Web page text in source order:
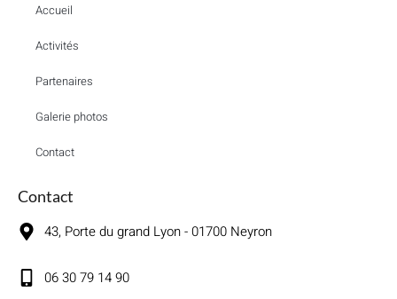
Accueil
Activités
Partenaires
Galerie photos
Contact
Contact
43, Porte du grand Lyon - 01700 Neyron
06 30 79 14 90